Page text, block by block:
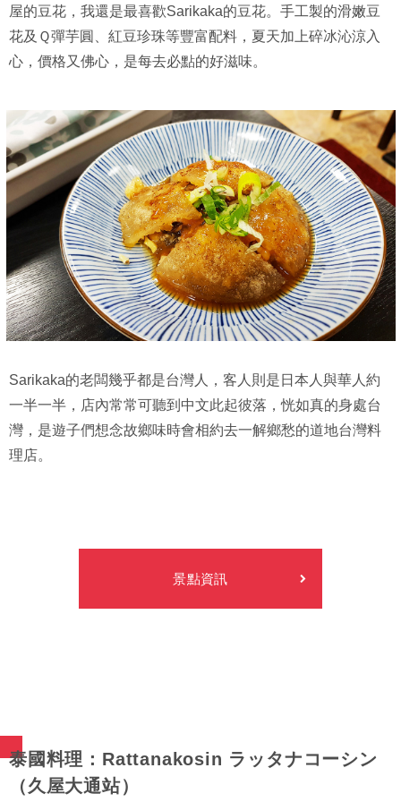
屋的豆花，我還是最喜歡Sarikaka的豆花。手工製的滑嫩豆
花及Ｑ彈芋圓、紅豆珍珠等豐富配料，夏天加上碎冰沁涼入
心，價格又佛心，是每去必點的好滋味。
Sarikaka的老闆幾乎都是台灣人，客人則是日本人與華人約
一半一半，店內常常可聽到中文此起彼落，恍如真的身處台
灣，是遊子們想念故鄉味時會相約去一解鄉愁的道地台灣料
理店。
景點資訊
泰國料理：Rattanakosin ラッタナコーシン
（久屋大通站）